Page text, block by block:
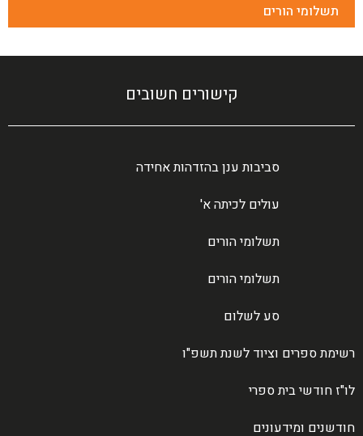
תשלומי הורים
קישורים חשובים
סביבות ענן בהזדהות אחידה
עולים לכיתה א'
תשלומי הורים
תשלומי הורים
סע לשלום
רשימת ספרים וציוד לשנת תשפ"ו
לו"ז חודשי בית ספרי
חודשנים ומידעונים